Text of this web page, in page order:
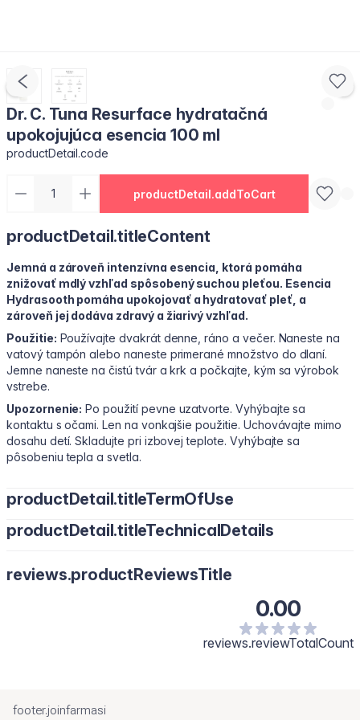
Dr. C. Tuna Resurface hydratačná
upokojujúca esencia 100 ml
productDetail.code
productDetail.addToCart
productDetail.titleContent
Jemná a zároveň intenzívna esencia, ktorá pomáha
znižovať mdlý vzhľad spôsobený suchou pleťou. Esencia
Hydrasooth pomáha upokojovať a hydratovať pleť, a
zároveň jej dodáva zdravý a žiarivý vzhľad.
Použitie: Používajte dvakrát denne, ráno a večer. Naneste na
vatový tampón alebo naneste primerané množstvo do dlaní.
Jemne naneste na čistú tvár a krk a počkajte, kým sa výrobok
vstrebe.
Upozornenie: Po použití pevne uzatvorte. Vyhýbajte sa
kontaktu s očami. Len na vonkajšie použitie. Uchovávajte mimo
dosahu detí. Skladujte pri izbovej teplote. Vyhýbajte sa
pôsobeniu tepla a svetla.
productDetail.titleTermOfUse
Používajte dvakrát denne, ráno a večer. Naneste na vatový
productDetail.titleTechnicalDetails
reviews.productReviewsTitle
0.00
reviews.reviewTotalCount
footer.joinfarmasi